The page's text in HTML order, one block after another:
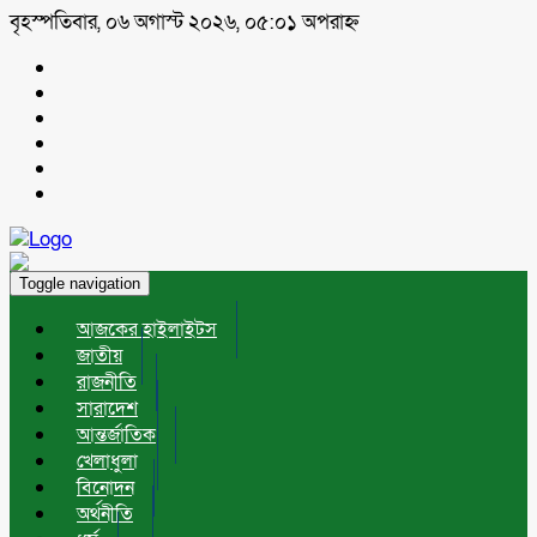
বৃহস্পতিবার, ০৬ অগাস্ট ২০২৬, ০৫:০১ অপরাহ্ন
Toggle navigation
আজকের হাইলাইটস
জাতীয়
রাজনীতি
সারাদেশ
আন্তর্জাতিক
খেলাধুলা
বিনোদন
অর্থনীতি